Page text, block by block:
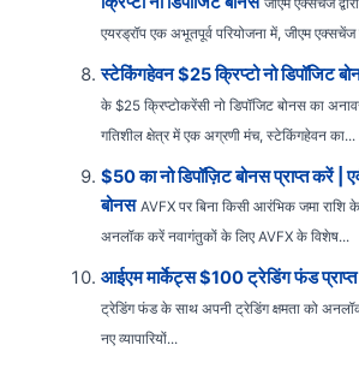
जीएम एक्सचेंज
एयरड्रॉप एक अभूतपूर्व परियोजना में, जीएम
स्टेकिंगहेवन $25 क्रिप्टो नो डिपॉजिट
के $25 क्रिप्टोकरेंसी नो डिपॉजिट बोनस का
गतिशील क्षेत्र में एक अग्रणी मंच, स्टेकिंगहेवन का...
$50 का नो डिपॉज़िट बोनस प्राप्त करें |
बोनस AVFX पर बिना किसी आरंभिक जमा राशि
अनलॉक करें नवागंतुकों के लिए AVFX के विशेष...
आईएम मार्केट्स $100 ट्रेडिंग फंड
ट्रेडिंग फंड के साथ अपनी ट्रेडिंग क्षमता को
नए व्यापारियों...